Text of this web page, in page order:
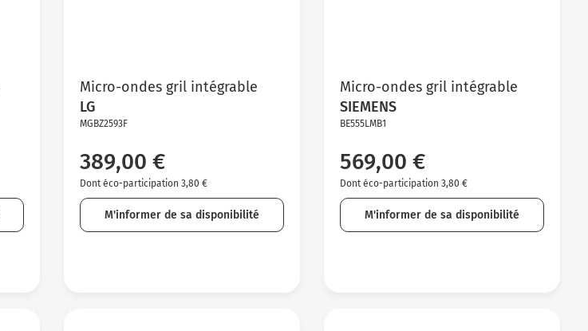
Micro-ondes gril intégrable
LG
MGBZ2593F
389,00 €
Dont éco-participation 3,80 €
M'informer de sa disponibilité
Micro-ondes gril intégrable
SIEMENS
BE555LMB1
569,00 €
Dont éco-participation 3,80 €
M'informer de sa disponibilité